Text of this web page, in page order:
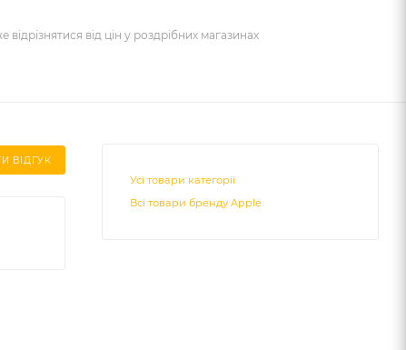
відрізнятися від цін у роздрібних магазинах
ВІДГУК
Усі товари категорії
Всі товари бренду Apple